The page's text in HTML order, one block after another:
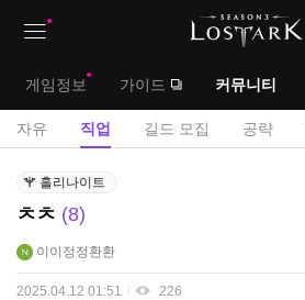
대
메
게임정보 가이드 커뮤니티
서
자유 직업 길드 모집 공략
직
업
시
홀리나이트
ㅊㅊ 8
이이정정환환
2025.04.12 01:51 226